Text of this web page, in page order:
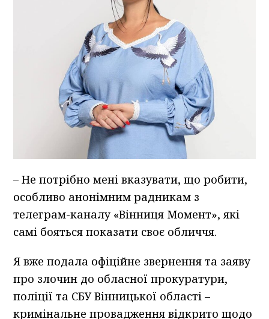
– Не потрібно мені вказувати, що робити,
особливо анонімним радникам з
телеграм-каналу «Вінниця Момент», які
самі бояться показати своє обличчя.
Я вже подала офіційне звернення та заяву
про злочин до обласної прокуратури,
поліції та СБУ Вінницької області –
кримінальне провадження відкрито щодо